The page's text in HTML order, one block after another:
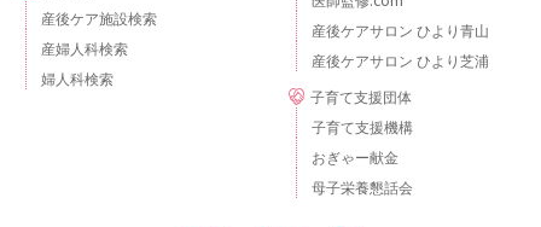
産後ケア施設検索
産婦人科検索
婦人科検索
産後ケアサロン ひより青山
産後ケアサロン ひより芝浦
子育て支援団体
子育て支援機構
おぎゃー献金
母子栄養懇話会